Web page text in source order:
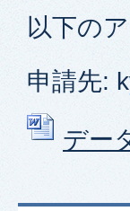
以下の
申請先:
デー